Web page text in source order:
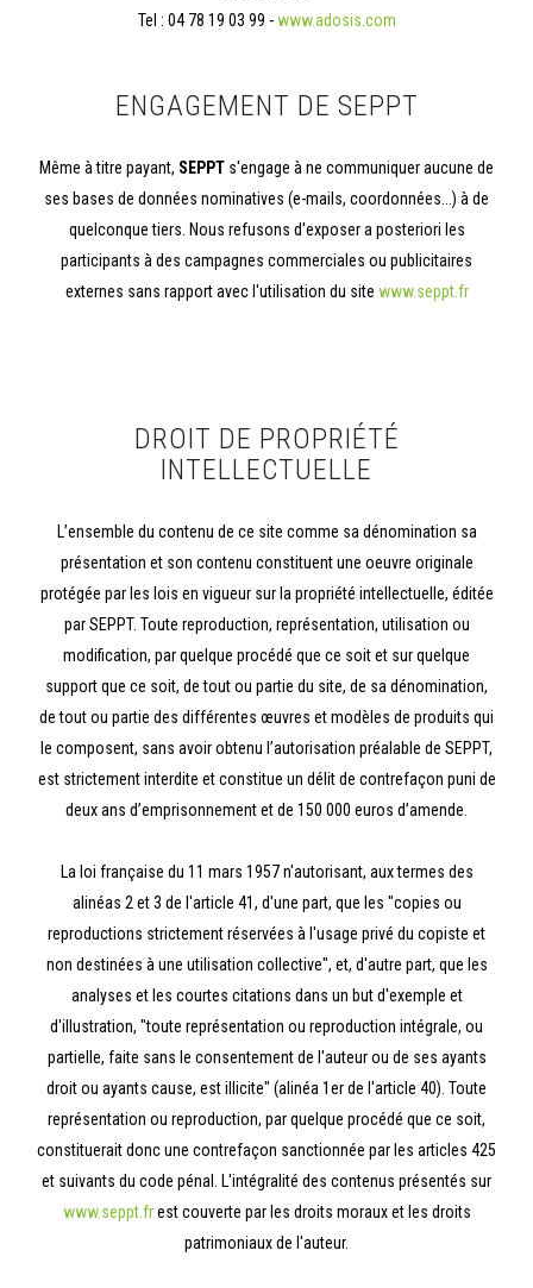
Tel : 04 78 19 03 99 -www.adosis.com
ENGAGEMENT DE SEPPT
Même à titre payant, SEPPT s'engage à ne communiquer aucune de
ses bases de données nominatives (e-mails, coordonnées...) à de
quelconque tiers. Nous refusons d'exposer a posteriori les
participants à des campagnes commerciales ou publicitaires
externes sans rapport avec l'utilisation du site www.seppt.fr
DROIT DE PROPRIÉTÉ
INTELLECTUELLE
L’ensemble du contenu de ce site comme sa dénomination sa
présentation et son contenu constituent une oeuvre originale
protégée par les lois en vigueur sur la propriété intellectuelle, éditée
par SEPPT. Toute reproduction, représentation, utilisation ou
modification, par quelque procédé que ce soit et sur quelque
support que ce soit, de tout ou partie du site, de sa dénomination,
de tout ou partie des différentes œuvres et modèles de produits qui
le composent, sans avoir obtenu l’autorisation préalable de SEPPT,
est strictement interdite et constitue un délit de contrefaçon puni de
deux ans d’emprisonnement et de 150 000 euros d’amende.
La loi française du 11 mars 1957 n'autorisant, aux termes des
alinéas 2 et 3 de l'article 41, d'une part, que les "copies ou
reproductions strictement réservées à l'usage privé du copiste et
non destinées à une utilisation collective", et, d'autre part, que les
analyses et les courtes citations dans un but d'exemple et
d'illustration, "toute représentation ou reproduction intégrale, ou
partielle, faite sans le consentement de l'auteur ou de ses ayants
droit ou ayants cause, est illicite" (alinéa 1er de l'article 40). Toute
représentation ou reproduction, par quelque procédé que ce soit,
constituerait donc une contrefaçon sanctionnée par les articles 425
et suivants du code pénal. L'intégralité des contenus présentés sur
www.seppt.frest couverte par les droits moraux et les droits
patrimoniaux de l'auteur.